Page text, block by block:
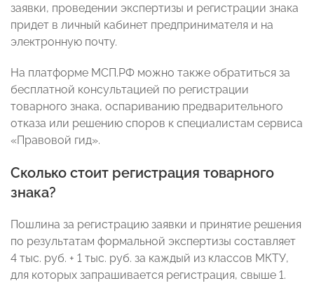
заявки, проведении экспертизы и регистрации знака
придет в личный кабинет предпринимателя и на
электронную почту.
На платформе МСП.РФ можно также обратиться за
бесплатной консультацией по регистрации
товарного знака, оспариванию предварительного
отказа или решению споров к специалистам сервиса
«Правовой гид».
Сколько стоит регистрация товарного
знака?
Пошлина за регистрацию заявки и принятие решения
по результатам формальной экспертизы составляет
4 тыс. руб. + 1 тыс. руб. за каждый из классов МКТУ,
для которых запрашивается регистрация, свыше 1.